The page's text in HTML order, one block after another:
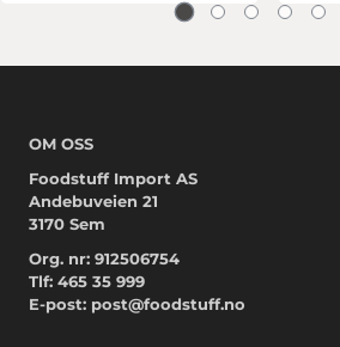
OM OSS
Foodstuff Import AS
Andebuveien 21
3170 Sem
Org. nr: 912506754
Tlf: 465 35 999
E-post: post@foodstuff.no